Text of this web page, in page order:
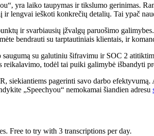
yra laiko taupymas ir tikslumo gerinimas.
lengvai ieškoti konkrečių detalių. Tai ypač
ir svarbiausių įžvalgų paruošimo
bendrauti su tarptautiniais klientais, ir
su galutiniu šifravimu ir SOC 2
todėl tai puiki galimybė išbandyti
siekiantiems pagerinti savo darbo
„Speechyou“ nemokamai šiandien adresu
Free to try with 3 transcriptions per day.